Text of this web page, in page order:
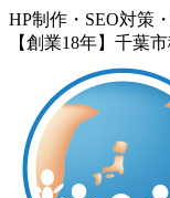
HP制作・SEO対策
【創業18年】千葉